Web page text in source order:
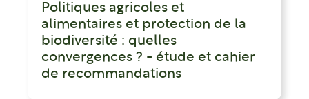
Politiques agricoles et
alimentaires et protection de la
biodiversité : quelles
convergences ? - étude et cahier
de recommandations